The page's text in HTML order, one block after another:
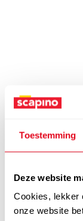
Toestemming
Deze website
Cookies, lekker
onze website